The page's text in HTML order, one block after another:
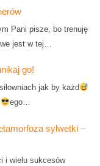
Pani pisze, bo trenuję
jest w tej…
go!
jak by każd
ego…
sylwetki –
i wielu sukcesów